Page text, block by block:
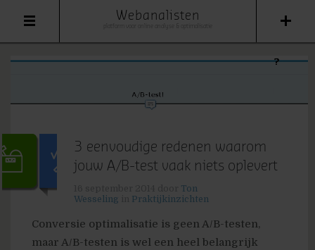
Webanalisten
3 eenvoudige redenen waarom
jouw A/B-test vaak niets oplevert
Ton
Wesseling
Praktijkinzichten
Conversie optimalisatie is geen A/B-testen,
maar A/B-testen is wel een heel belangrijk